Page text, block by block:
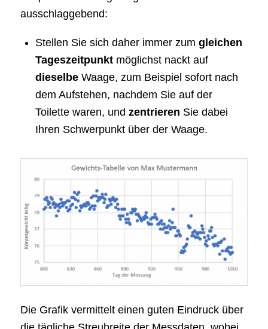
ausschlaggebend:
Stellen Sie sich daher immer zum gleichen
Tageszeitpunktmöglichst nackt auf
dieselbeWaage, zum Beispiel sofort nach
dem Aufstehen, nachdem Sie auf der
Toilette waren, und zentrieren Sie dabei
Ihren Schwerpunkt über der Waage.
Die Grafik vermittelt einen guten Eindruck über